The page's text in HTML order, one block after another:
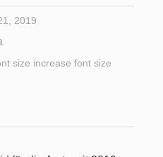
2019
size increase font size